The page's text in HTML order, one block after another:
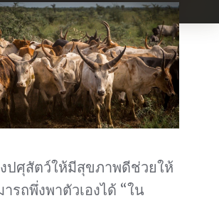
ปศุสัตว์ให้มีสุขภาพดีช่วยให้
รถพึ่งพาตัวเองได้ “ใน